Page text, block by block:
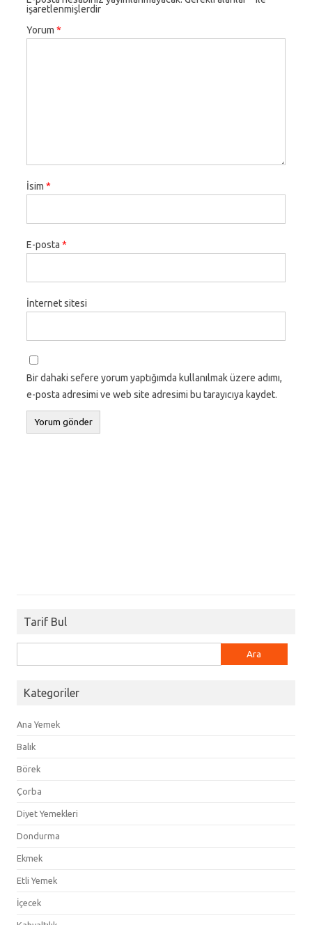
işaretlenmişlerdir
Yorum *
İsim *
E-posta *
İnternet sitesi
Bir dahaki sefere yorum yaptığımda kullanılmak üzere adımı,
e-posta adresimi ve web site adresimi bu tarayıcıya kaydet.
Tarif Bul
Kategoriler
Ana Yemek
Balık
Börek
Çorba
Diyet Yemekleri
Dondurma
Ekmek
Etli Yemek
İçecek